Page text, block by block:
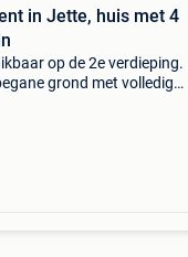
in Jette, huis met 4
op de 2e verdieping.
grond met volledig